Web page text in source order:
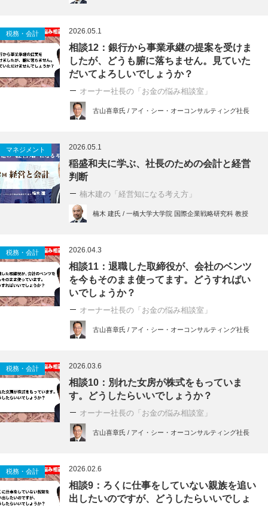
税務・会計 2026.05.1
相談12：銀行から事業承継の提案を受けま
したが、どうも腑に落ちません。見ていた
だいてよろしいでしょうか？
オーナー社長の「お金の悩み相談室」
古山喜章氏 / アイ・シー・オーコンサルティング社長
マネジメント 2026.05.1
稲盛和夫に学ぶ、社長のための会計と経営
判断
楠木建の「経営知になる考え方」
楠木 建氏 / 一橋大学大学院 国際企業戦略研究科 教授
税務・会計 2026.04.3
相談11：退職した取締役が、会社のベンツ
を今もそのまま使ってます。どうすればい
いでしょうか？
オーナー社長の「お金の悩み相談室」
古山喜章氏 / アイ・シー・オーコンサルティング社長
税務・会計 2026.03.6
相談10：別れた女房が株式をもっていま
す。どうしたらいいでしょうか？
オーナー社長の「お金の悩み相談室」
古山喜章氏 / アイ・シー・オーコンサルティング社長
税務・会計 2026.02.6
相談9：ろくに仕事をしていない親族を追い
出したいのですが、どうしたらいいでしょ